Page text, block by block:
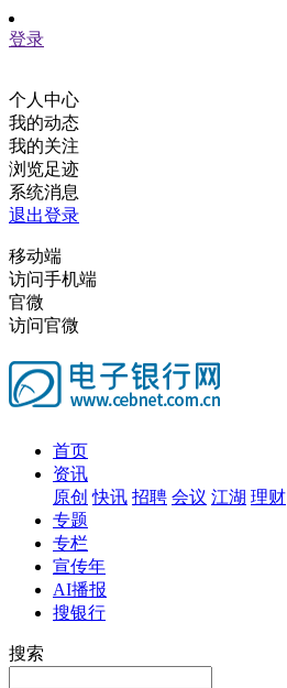
登录
个人中心
我的动态
我的关注
浏览足迹
系统消息
退出登录
移动端
访问手机端
官微
访问官微
首页
资讯
原创 快讯 招聘 会议 江湖 理财
专题
专栏
宣传年
AI播报
搜银行
搜索